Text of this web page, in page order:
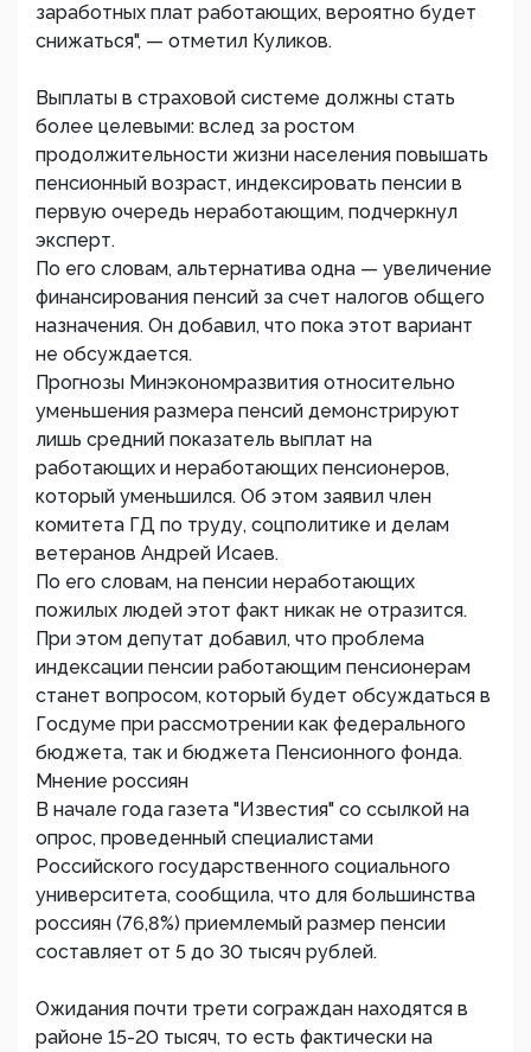
заработных плат работающих, вероятно будет
снижаться", — отметил Куликов.
Выплаты в страховой системе должны стать
более целевыми: вслед за ростом
продолжительности жизни населения повышать
пенсионный возраст, индексировать пенсии в
первую очередь неработающим, подчеркнул
эксперт.
По его словам, альтернатива одна — увеличение
финансирования пенсий за счет налогов общего
назначения. Он добавил, что пока этот вариант
не обсуждается.
Прогнозы Минэкономразвития относительно
уменьшения размера пенсий демонстрируют
лишь средний показатель выплат на
работающих и неработающих пенсионеров,
который уменьшился. Об этом заявил член
комитета ГД по труду, соцполитике и делам
ветеранов Андрей Исаев.
По его словам, на пенсии неработающих
пожилых людей этот факт никак не отразится.
При этом депутат добавил, что проблема
индексации пенсии работающим пенсионерам
станет вопросом, который будет обсуждаться в
Госдуме при рассмотрении как федерального
бюджета, так и бюджета Пенсионного фонда.
Мнение россиян
В начале года газета "Известия" со ссылкой на
опрос, проведенный специалистами
Российского государственного социального
университета, сообщила, что для большинства
россиян (76,8%) приемлемый размер пенсии
составляет от 5 до 30 тысяч рублей.
Ожидания почти трети сограждан находятся в
районе 15-20 тысяч, то есть фактически на